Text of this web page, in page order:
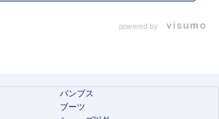
powered by
パンプス
ブーツ